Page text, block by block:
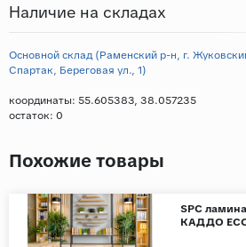
Наличие на складах
Основной склад (Раменский р-н, г.
Спартак, Береговая ул., 1)
координаты: 55.605383, 38.057235
остаток: 0
Похожие товары
SPC
КАДДО